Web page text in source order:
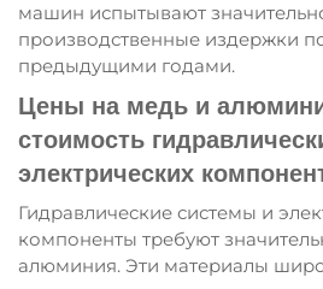
машин испытывают
производственные издержки
предыдущими годами.
Цены на медь и
стоимость
электрических
Гидравлические системы и
компоненты требуют
алюминия. Эти материалы